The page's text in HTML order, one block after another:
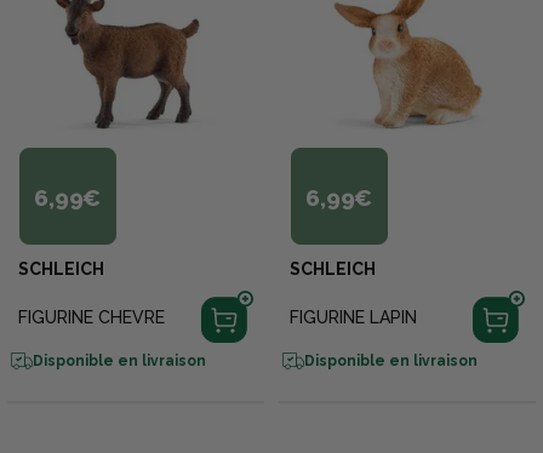
6,99€
SCHLEICH
FIGURINE CHEVRE
Disponible en livraison
6,99€
SCHLEICH
FIGURINE LAPIN
Disponible en livraison